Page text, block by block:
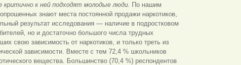
к ней подходят молодые люди. По нашим
знают места постоянной продажи наркотиков,
результат исследования — наличие в подростковом
но и достаточно большого числа трудных
свою зависимость от наркотиков, и только треть из
зависимости. Вместе с тем 72,4 % школьников
вещества. Большинство (70,4 %) респондентов